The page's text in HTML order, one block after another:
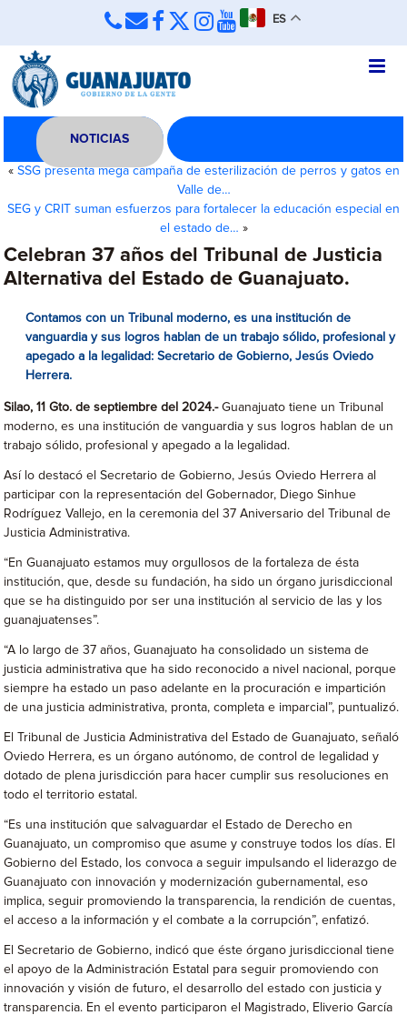
ES
NOTICIAS
« SSG presenta mega campaña de esterilización de perros y gatos en
Valle de…
SEG y CRIT suman esfuerzos para fortalecer la educación especial en
el estado de… »
Celebran 37 años del Tribunal de Justicia
Alternativa del Estado de Guanajuato.
Contamos con un Tribunal moderno, es una institución de
vanguardia y sus logros hablan de un trabajo sólido, profesional y
apegado a la legalidad: Secretario de Gobierno, Jesús Oviedo
Herrera.
Silao, 11 Gto. de septiembre del 2024.-Guanajuato tiene un Tribunal
moderno, es una institución de vanguardia y sus logros hablan de un
trabajo sólido, profesional y apegado a la legalidad.
Así lo destacó el Secretario de Gobierno, Jesús Oviedo Herrera al
participar con la representación del Gobernador, Diego Sinhue
Rodríguez Vallejo, en la ceremonia del 37 Aniversario del Tribunal de
Justicia Administrativa.
“En Guanajuato estamos muy orgullosos de la fortaleza de ésta
institución, que, desde su fundación, ha sido un órgano jurisdiccional
que se ha distinguido por ser una institución al servicio de las y los
guanajuatenses”.
“A lo largo de 37 años, Guanajuato ha consolidado un sistema de
justicia administrativa que ha sido reconocido a nivel nacional, porque
siempre ha estado un paso adelante en la procuración e impartición
de una justicia administrativa, pronta, completa e imparcial”, puntualizó.
El Tribunal de Justicia Administrativa del Estado de Guanajuato, señaló
Oviedo Herrera, es un órgano autónomo, de control de legalidad y
dotado de plena jurisdicción para hacer cumplir sus resoluciones en
todo el territorio estatal.
“Es una institución que salvaguardar el Estado de Derecho en
Guanajuato, un compromiso que asume y construye todos los días. El
Gobierno del Estado, los convoca a seguir impulsando el liderazgo de
Guanajuato con innovación y modernización gubernamental, eso
implica, seguir promoviendo la transparencia, la rendición de cuentas,
el acceso a la información y el combate a la corrupción”, enfatizó.
El Secretario de Gobierno, indicó que éste órgano jurisdiccional tiene
el apoyo de la Administración Estatal para seguir promoviendo con
innovación y visión de futuro, el desarrollo del estado con justicia y
transparencia. En el evento participaron el Magistrado, Eliverio García